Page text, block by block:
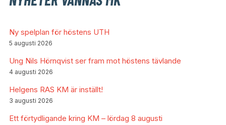
Ny spelplan för höstens UTH
5 augusti 2026
Ung Nils Hörnqvist ser fram mot höstens tävlande
4 augusti 2026
Helgens RAS KM är inställt!
3 augusti 2026
Ett förtydligande kring KM – lördag 8 augusti